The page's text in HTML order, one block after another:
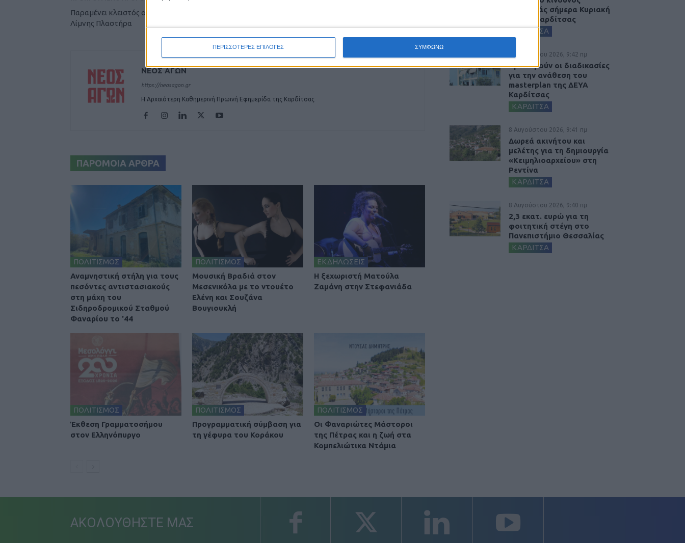
ΠΕΡΙΣΣΟΤΕΡΕΣ ΕΠΙΛΟΓΕΣ ΣΥΜΦΩΝΩ
Παραμένει κλειστός ο δρόμος Ανθοχωρίου -
Λίμνης Πλαστήρα
ΝΕΟΣ ΑΓΩΝ
https://neosagon.gr
Η Αρχαιότερη Καθημερινή Πρωινή Εφημερίδα της Καρδίτσας
ΠΑΡΟΜΟΙΑ ΑΡΘΡΑ
ΠΟΛΙΤΙΣΜΟΣ
Αναμνηστική στήλη για τους
πεσόντες αντιστασιακούς
στη μάχη του
Σιδηροδρομικού Σταθμού
Φαναρίου το '44
ΠΟΛΙΤΙΣΜΟΣ
Μουσική Βραδιά στον
Μεσενικόλα με το ντουέτο
Ελένη και Σουζάνα
Βουγιουκλή
ΕΚΔΗΛΩΣΕΙΣ
Η ξεχωριστή Ματούλα
Ζαμάνη στην Στεφανιάδα
ΠΟΛΙΤΙΣΜΟΣ
Έκθεση Γραμματοσήμου
στον Ελληνόπυργο
ΠΟΛΙΤΙΣΜΟΣ
Προγραμματική σύμβαση για
τη γέφυρα του Κοράκου
ΠΟΛΙΤΙΣΜΟΣ
Οι Φαναριώτες Μάστοροι
της Πέτρας και η ζωή στα
Κομπελιώτικα Ντάμια
πυρκαγιάς σήμερα Κυριακή
στο Ν. Καρδίτσας
ΚΑΡΔΙΤΣΑ
8 Αυγούστου 2026, 9:42 πμ
Προχωρούν οι διαδικασίες
για την ανάθεση του
masterplan της ΔΕΥΑ
Καρδίτσας
ΚΑΡΔΙΤΣΑ
8 Αυγούστου 2026, 9:41 πμ
Δωρεά ακινήτου και
μελέτης για τη δημιουργία
«Κειμηλιοαρχείου» στη
Ρεντίνα
ΚΑΡΔΙΤΣΑ
8 Αυγούστου 2026, 9:40 πμ
2,3 εκατ. ευρώ για τη
φοιτητική στέγη στο
Πανεπιστήμιο Θεσσαλίας
ΚΑΡΔΙΤΣΑ
ΑΚΟΛΟΥΘΗΣΤΕ ΜΑΣ